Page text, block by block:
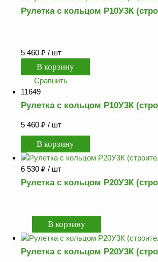
Рулетка с кольцом Р10У3К
5 460 ₽ / шт
Сравнить
11649
Рулетка с кольцом Р10У3К
5 460 ₽ / шт
6 530 ₽ / шт
Рулетка с кольцом Р20У3К
Рулетка с кольцом Р20У3К